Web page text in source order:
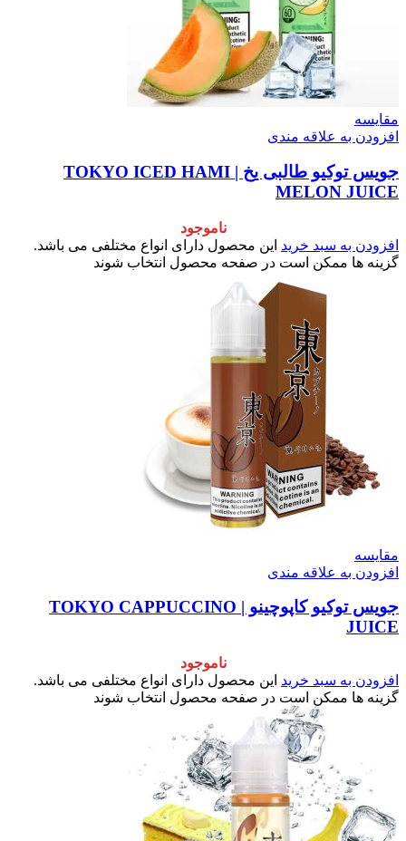
مقایسه
افزودن به علاقه مندی
جویس توکیو طالبی یخ | TOKYO ICED HAMI
MELON JUICE
ناموجود
افزودن به سبد خرید این محصول دارای انواع مختلفی می باشد.
گزینه ها ممکن است در صفحه محصول انتخاب شوند
مقایسه
افزودن به علاقه مندی
جویس توکیو کاپوچینو | TOKYO CAPPUCCINO
JUICE
ناموجود
افزودن به سبد خرید این محصول دارای انواع مختلفی می باشد.
گزینه ها ممکن است در صفحه محصول انتخاب شوند